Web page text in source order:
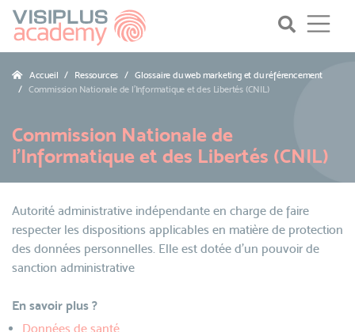
Accueil Ressources
Glossaire du web marketing et du référencement
Commission Nationale de l'Informatique et des Libertés (CNIL)
Commission Nationale de
l'Informatique et des Libertés (CNIL)
Autorité administrative indépendante en charge de faire
respecter les dispositions applicables en matière de protection
des données personnelles. Elle est dotée d’un pouvoir de
sanction administrative
En savoir plus ?
Données de santé